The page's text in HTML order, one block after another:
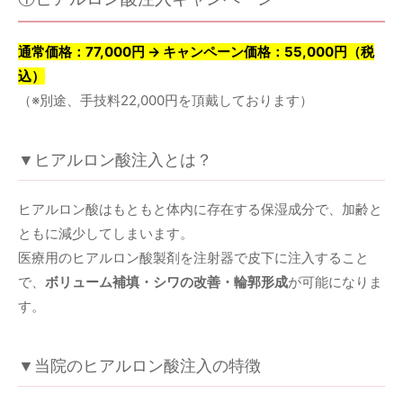
通常価格：77,000円 → キャンペーン価格：55,000円（税
込）
（※別途、手技料22,000円を頂戴しております）
▼ヒアルロン酸注入とは？
ヒアルロン酸はもともと体内に存在する保湿成分で、加齢と
ともに減少してしまいます。
医療用のヒアルロン酸製剤を注射器で皮下に注入すること
で、 ボリューム補填・シワの改善・輪郭形成が可能になりま
す。
▼当院のヒアルロン酸注入の特徴